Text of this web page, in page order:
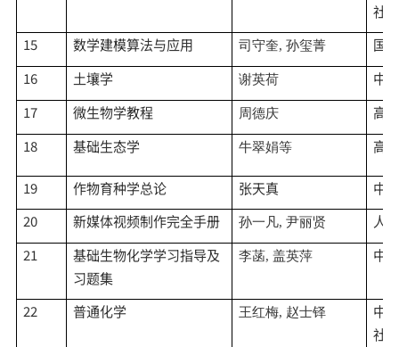
社
15
数学建模算法与应用 司守奎, 孙玺菁
国
16
土壤学 谢英荷
中
17
微生物学教程 周德庆
高
18
基础生态学 牛翠娟等 高
19 作物育种学总论 张天真
中
20
新媒体视频制作完全手册 孙一凡, 尹丽贤
人
21
基础生物化学学习指导及
习题集
李菡, 盖英萍 中
22 普通化学 王红梅, 赵士铎
中
社